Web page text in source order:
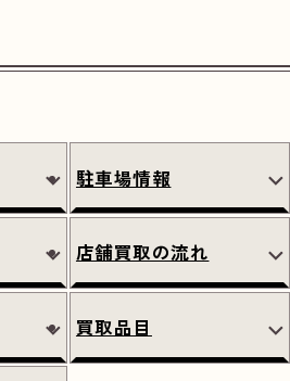
駐車場情報
店舗買取の流れ
買取品目